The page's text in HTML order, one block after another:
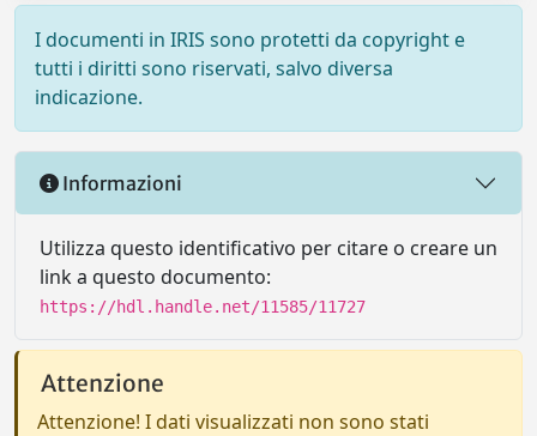
I documenti in IRIS sono protetti da copyright e
tutti i diritti sono riservati, salvo diversa
indicazione.
Informazioni
Utilizza questo identificativo per citare o creare un
link a questo documento:
https://hdl.handle.net/11585/11727
Attenzione
Attenzione! I dati visualizzati non sono stati